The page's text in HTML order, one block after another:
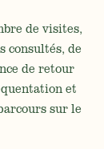
de visites,
consultés, de
de retour
et
sur le